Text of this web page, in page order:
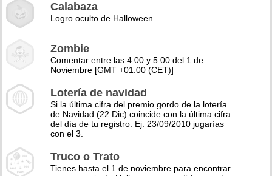
Calabaza
Logro oculto de Halloween
Zombie
Comentar entre las 4:00 y 5:00 del 1 de
Noviembre [GMT +01:00 (CET)]
Lotería de navidad
Si la última cifra del premio gordo de la lotería
de Navidad (22 Dic) coincide con la última cifra
del día de tu registro. Ej: 23/09/2010 jugarías
con el 3.
Truco o Trato
Tienes hasta el 1 de noviembre para encontrar